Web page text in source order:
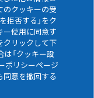
リシー
のクッキーの受
拒否する」をク
ー使用に同意す
クリックして下
「クッキー設
ポリシーページ
同意を撤回する